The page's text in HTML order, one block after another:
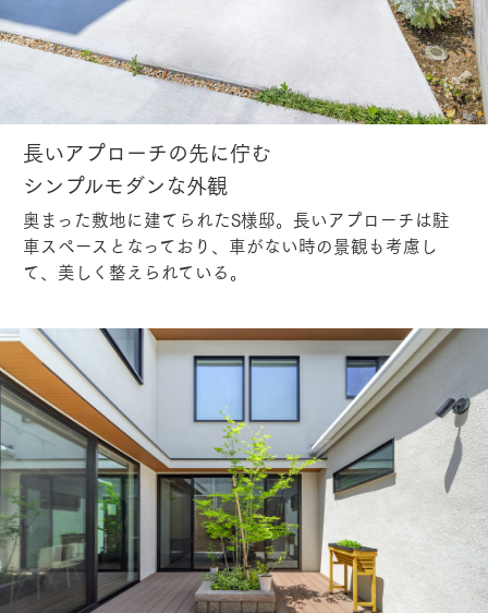
長いアプローチの先に佇む
シンプルモダンな外観
奥まった敷地に建てられたS様邸。長いアプローチは駐
車スペースとなっており、車がない時の景観も考慮し
て、美しく整えられている。